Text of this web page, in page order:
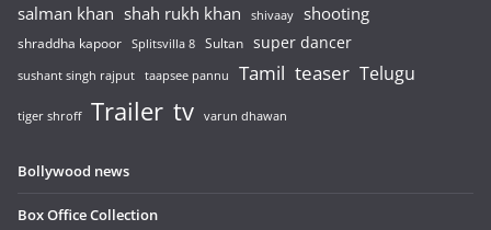
salman khan shah rukh khan shivaay shooting
shraddha kapoor Splitsvilla 8 Sultan super dancer
sushant singh rajput taapsee pannu Tamil teaser Telugu
tiger shroff Trailer tv varun dhawan
Bollywood news
Box Office Collection